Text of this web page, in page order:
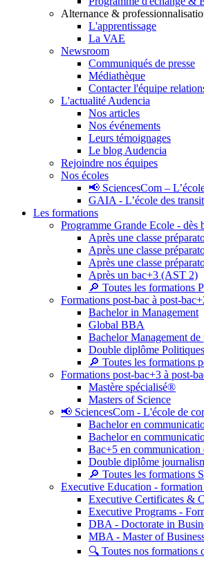
Alternance &
L'apprentissage
La VAE
Newsroom
Communiqués de presse
Médiathèque
Contacter l'équipe
L'actualité Audencia
Nos articles
Nos événements
Leurs témoignages
Le blog Audencia
Rejoindre nos équipes
Nos écoles
📢 SciencesCom –
GAIA - L’école des
Les formations
Programme Grande Ecole - dès
Après une classe
Après une classe
Après une classe
Après un bac+3 (AST 2)
🔎 Toutes les formations
Formations post-bac à post-
Bachelor in Management
Global BBA
Bachelor Management
Double diplôme
🔎 Toutes les formations
Formations post-bac+3 à post-
Mastère spécialisé®
Masters of Science
📢 SciencesCom - L'école de
Bachelor en
Bachelor en
Bac+5 en communication
Double diplôme
🔎 Toutes les formations
Executive Education -
Executive Certificates &
Executive Programs -
DBA - Doctorate in
MBA - Master of
🔍 Toutes nos formations